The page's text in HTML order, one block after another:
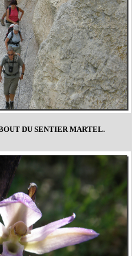
DU SENTIER MARTEL.